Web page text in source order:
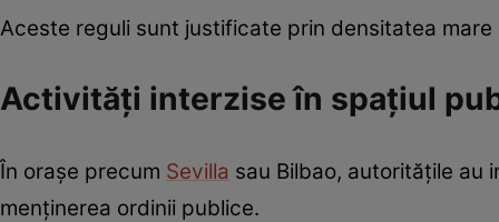
Aceste reguli sunt justificate prin densitatea
Activități interzise în spațiul
În orașe precum Sevilla sau Bilbao, autoritățile au
menținerea ordinii publice.